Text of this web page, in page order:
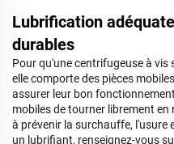
Lubrification
durables
Pour qu'une centrifugeuse à
elle comporte des pièces
assurer leur bon
mobiles de tourner librement
à prévenir la surchauffe, l'usure
un lubrifiant, renseignez-vous